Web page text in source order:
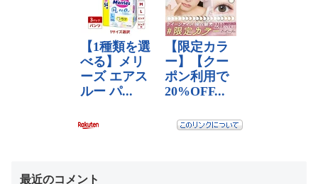
最近のコメント